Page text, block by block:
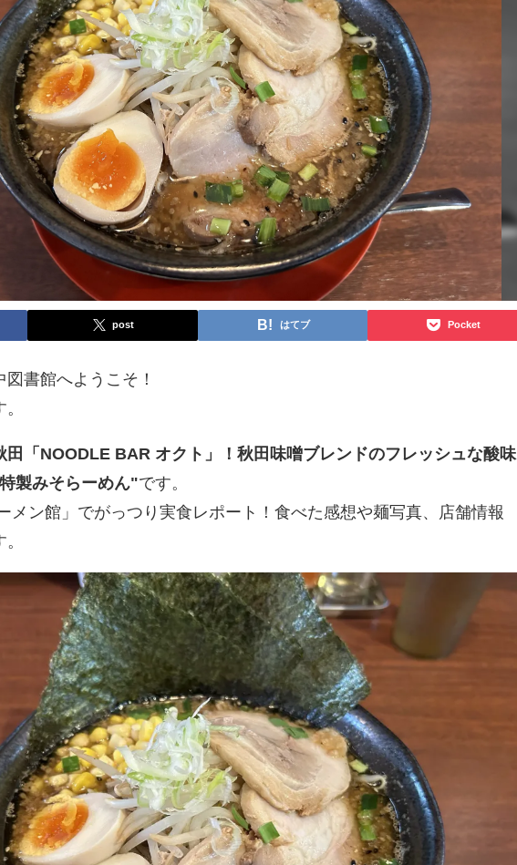
post はてブ Pocket
書館へようこそ！
田「NOODLE BAR オクト」！秋田味噌ブレンドのフレッシュな酸味
製みそらーめん"です。
メン館」でがっつり実食レポート！食べた感想や麺写真、店舗情報